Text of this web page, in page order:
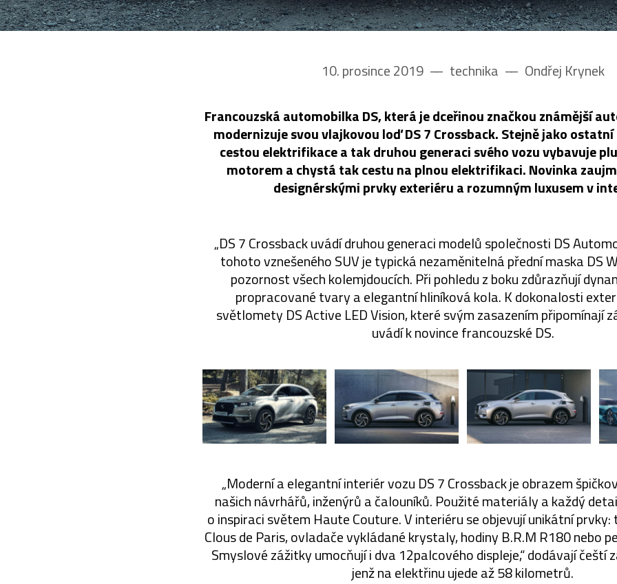
10. prosince 2019 –– technika –– Ondřej Krynek
Francouzská automobilka DS, která je dceřinou značkou známější
modernizuje svou vlajkovou loď DS 7 Crossback. Stejně jako
cestou elektrifikace a tak druhou generaci svého vozu vybavuje
motorem a chystá tak cestu na plnou elektrifikaci. Novinka
designérskými prvky exteriéru a rozumným luxusem v
„DS 7 Crossback uvádí druhou generaci modelů společnosti DS
tohoto vznešeného SUV je typická nezaměnitelná přední maska DS
pozornost všech kolemjdoucích. Při pohledu z boku zdůrazňují
propracované tvary a elegantní hliníková kola. K dokonalosti
světlomety DS Active LED Vision, které svým zasazením připomínají
uvádí k novince francouzské DS.
„Moderní a elegantní interiér vozu DS 7 Crossback je obrazem
našich návrhářů, inženýrů a čalouníků. Použité materiály a každý
o inspiraci světem Haute Couture. V interiéru se objevují unikátní
Clous de Paris, ovladače vykládané krystaly, hodiny B.R.M R180 nebo
Smyslové zážitky umocňují i dva 12palcového displeje,“ dodávají čeští
jenž na elektřinu ujede až 58 kilometrů.